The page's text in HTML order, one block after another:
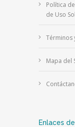
Política
de Uso
Términos
Mapa del
Enlaces